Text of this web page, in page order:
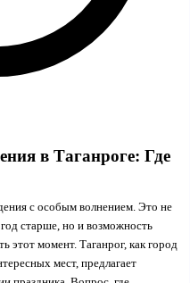
в Таганроге: Где
с особым волнением. Это не
старше, но и возможность
этот момент. Таганрог, как город
мест, предлагает